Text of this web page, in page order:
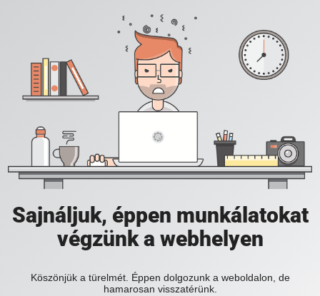
Sajnáljuk, éppen munkálatokat
végzünk a webhelyen
Köszönjük a türelmét. Éppen dolgozunk a weboldalon, de
hamarosan visszatérünk.